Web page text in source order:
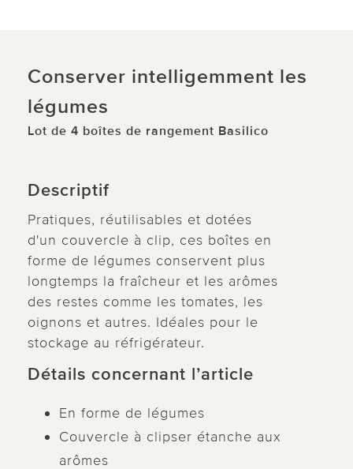
Conserver intelligemment les
légumes
Lot de 4 boîtes de rangement Basilico
Descriptif
Pratiques, réutilisables et dotées
d'un couvercle à clip, ces boîtes en
forme de légumes conservent plus
longtemps la fraîcheur et les arômes
des restes comme les tomates, les
oignons et autres. Idéales pour le
stockage au réfrigérateur.
Détails concernant l’article
En forme de légumes
Couvercle à clipser étanche aux
arômes